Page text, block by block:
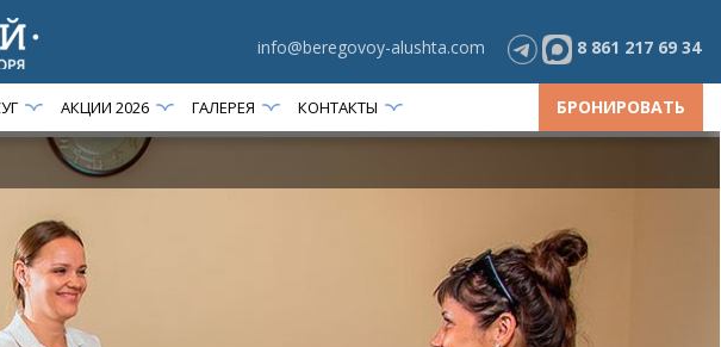
info@beregovoy-alushta.com 8 861 217 69 34
АКЦИИ 2026 ГАЛЕРЕЯ КОНТАКТЫ БРОНИРОВАТЬ